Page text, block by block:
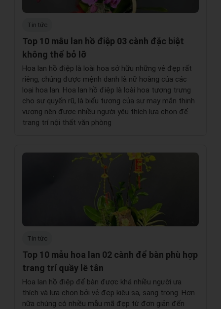
Tin tức
Top 10 mẫu lan hồ điệp 03 cành đặc biệt
không thể bỏ lỡ
Hoa lan hồ điệp là loài hoa sở hữu những vẻ đẹp rất
riêng, chúng được mệnh danh là nữ hoàng của các
loại hoa lan. Hoa lan hồ điệp là loài hoa tượng trưng
cho sự quyến rũ, là biểu tượng của sự may mắn thịnh
vượng nên được nhiều người yêu thích lựa chọn để
trang trí nội thất văn phòng
Tin tức
Top 10 mẫu hoa lan 02 cành để bàn phù hợp
trang trí quầy lễ tân
Hoa lan hồ điệp để bàn được khá nhiều người ưa
thích và lựa chọn bởi vẻ đẹp kiêu sa, sang trọng. Hơn
nữa chúng có nhiều mẫu mã đẹp từ đơn giản đến